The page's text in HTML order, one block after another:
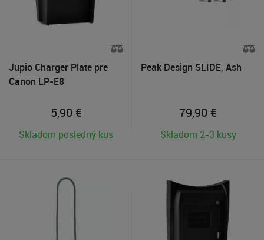
Jupio Charger Plate pre
Canon LP-E8
5,90 €
Skladom posledný kus
Peak Design SLIDE, Ash
79,90 €
Skladom 2-3 kusy